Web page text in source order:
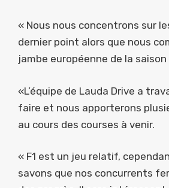
« Nous nous concentrons sur
dernier point alors que nous
jambe européenne de la
«L’équipe de Lauda Drive a
faire et nous apporterons
au cours des courses à venir.
« F1 est un jeu relatif,
savons que nos concurrents